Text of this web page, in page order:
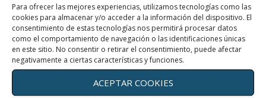
Para ofrecer las mejores experiencias, utilizamos tecnologías como las
cookies para almacenar y/o acceder a la información del dispositivo. El
consentimiento de estas tecnologías nos permitirá procesar datos
como el comportamiento de navegación o las identificaciones únicas
en este sitio. No consentir o retirar el consentimiento, puede afectar
negativamente a ciertas características y funciones.
ACEPTAR COOKIES
¿Cómo curan los colores?
Terapias oculares